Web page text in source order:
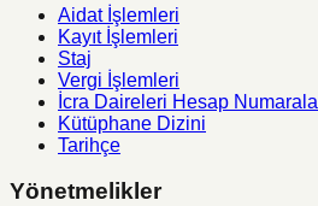
Aidat İşlemleri
Kayıt İşlemleri
Staj
Vergi İşlemleri
İcra Daireleri Hesap
Kütüphane Dizini
Tarihçe
Yönetmelikler